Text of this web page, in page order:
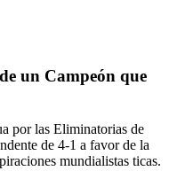
un Campeón que
por las Eliminatorias de
de 4-1 a favor de la
mundialistas ticas.